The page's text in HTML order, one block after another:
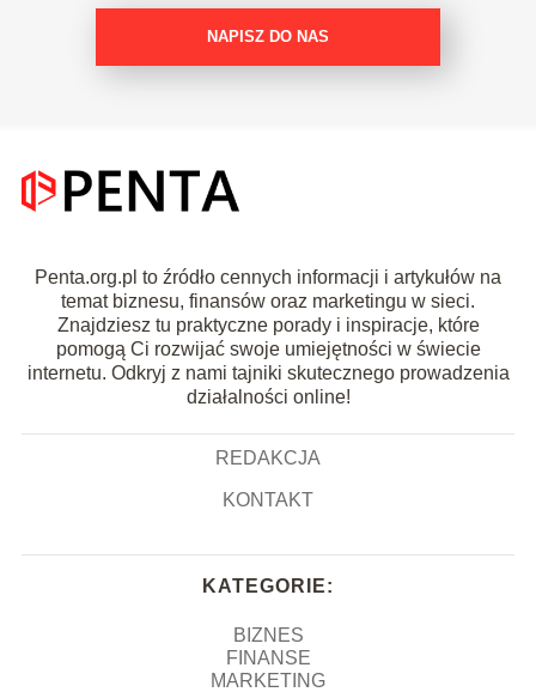
NAPISZ DO NAS
Penta.org.pl to źródło cennych informacji i artykułów na
temat biznesu, finansów oraz marketingu w sieci.
Znajdziesz tu praktyczne porady i inspiracje, które
pomogą Ci rozwijać swoje umiejętności w świecie
internetu. Odkryj z nami tajniki skutecznego prowadzenia
działalności online!
REDAKCJA
KONTAKT
KATEGORIE:
BIZNES
FINANSE
MARKETING